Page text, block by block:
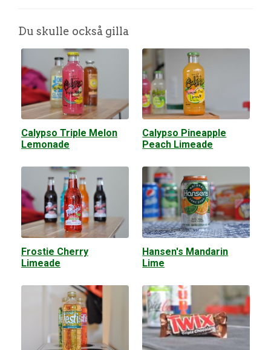
Du skulle också gilla
Calypso Triple Melon
Lemonade
Calypso Pineapple
Peach Limeade
Frostie Cherry
Limeade
Hansen's Mandarin
Lime